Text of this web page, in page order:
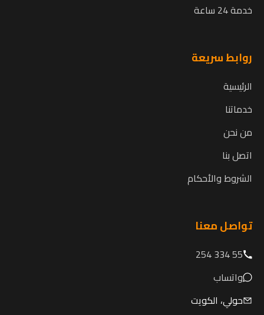
خدمة 24 ساعة
روابط سريعة
الرئيسية
خدماتنا
من نحن
اتصل بنا
الشروط والأحكام
تواصل معنا
55 334 254
واتساب
حولي، الكويت